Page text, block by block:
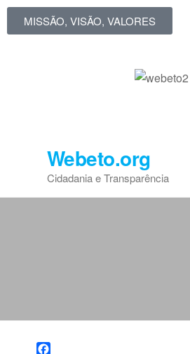
MISSÃO, VISÃO, VALORES
Webeto.org
Cidadania e Transparência